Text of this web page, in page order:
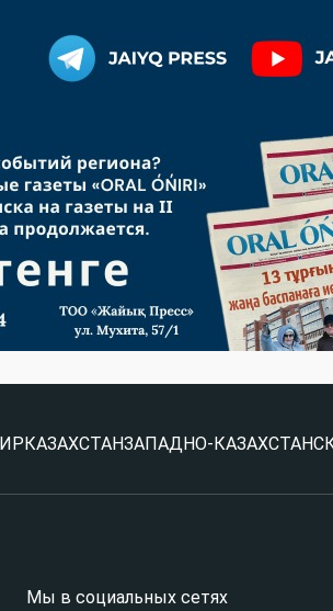
КАЗАХСТАНЗАПАДНО-
Мы в социальных сетях